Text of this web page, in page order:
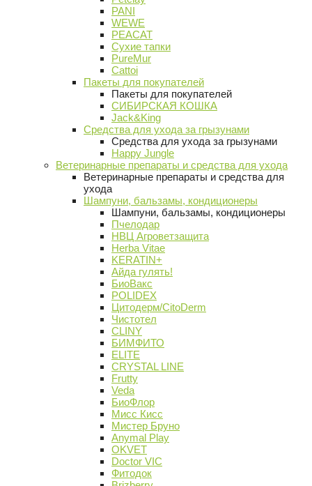
PANI
WEWE
PEACAT
Сухие тапки
PureMur
Cattoi
Пакеты для покупателей
Пакеты для покупателей
СИБИРСКАЯ КОШКА
Jack&King
Средства для ухода за грызунами
Средства для ухода за грызунами
Happy Jungle
Ветеринарные препараты и средства для ухода
Ветеринарные препараты и средства для
ухода
Шампуни, бальзамы, кондиционеры
Шампуни, бальзамы, кондиционеры
Пчелодар
НВЦ Агроветзащита
Herba Vitae
KERATIN+
Айда гулять!
БиоВакс
POLIDEX
Цитодерм/CitoDerm
Чистотел
CLINY
БИМФИТО
ELITE
CRYSTAL LINE
Frutty
Veda
БиоФлор
Мисс Кисс
Мистер Бруно
Anymal Play
OKVET
Doctor VIC
Фитодок